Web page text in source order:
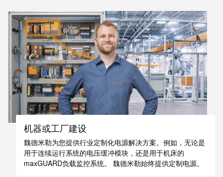
调
整
和
装
配
接
线
盒
定
制
电
缆
保
供
货，
防
疫
生
产
两
不
误
机器或工厂建设
魏德米勒为您提供行业定制化电源解决方案。例如，无论是
用于连续运行系统的电压缓冲模块，还是用于机床的
maxGUARD负载监控系统。 魏德米勒始终提供定制电源。